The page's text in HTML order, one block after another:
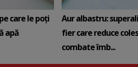
care le poți
apă
Aur albastru:
fier care reduce
combate îmb...